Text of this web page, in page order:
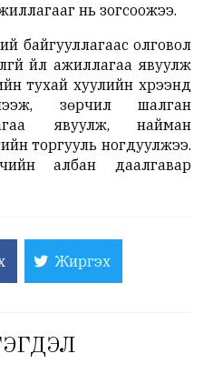
нь зогсоожээ.
байгууллагаас олговол
үйл ажиллагаа явуулж
тухай хуулийн хүрээнд
зөрчил шалган
явуулж, найман
торгууль ногдуулжээ.
албан даалгавар
Жиргэх